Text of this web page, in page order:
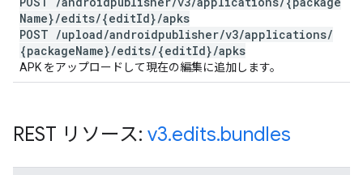
Name}/edits/{editId}/apks
POST /upload/androidpublisher/v3/applications/
{packageName}/edits/{editId}/apks
APK をアップロードして現在の編集に追加します。
REST リソース: v3.edits.bundles